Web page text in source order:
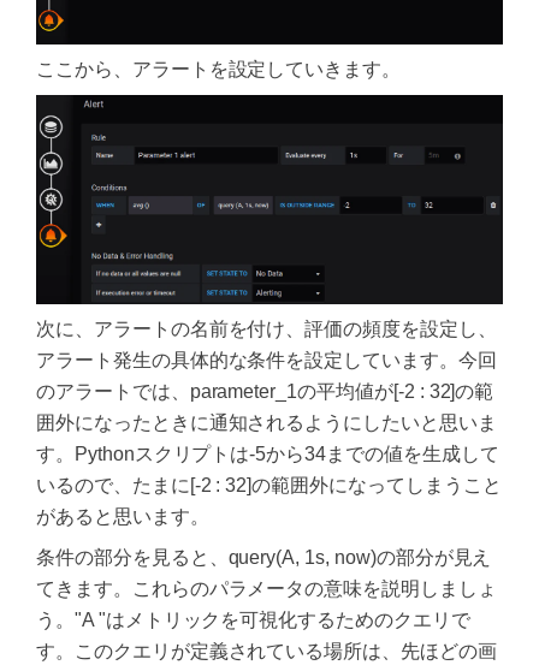
ここから、アラートを設定していきます。
次に、アラートの名前を付け、評価の頻度を設定し、
アラート発生の具体的な条件を設定しています。今回
のアラートでは、parameter_1の平均値が[-2 : 32]の範
囲外になったときに通知されるようにしたいと思いま
す。Pythonスクリプトは-5から34までの値を生成して
いるので、たまに[-2 : 32]の範囲外になってしまうこと
があると思います。
条件の部分を見ると、query(A, 1s, now)の部分が見え
てきます。これらのパラメータの意味を説明しましょ
う。"A "はメトリックを可視化するためのクエリで
す。このクエリが定義されている場所は、先ほどの画